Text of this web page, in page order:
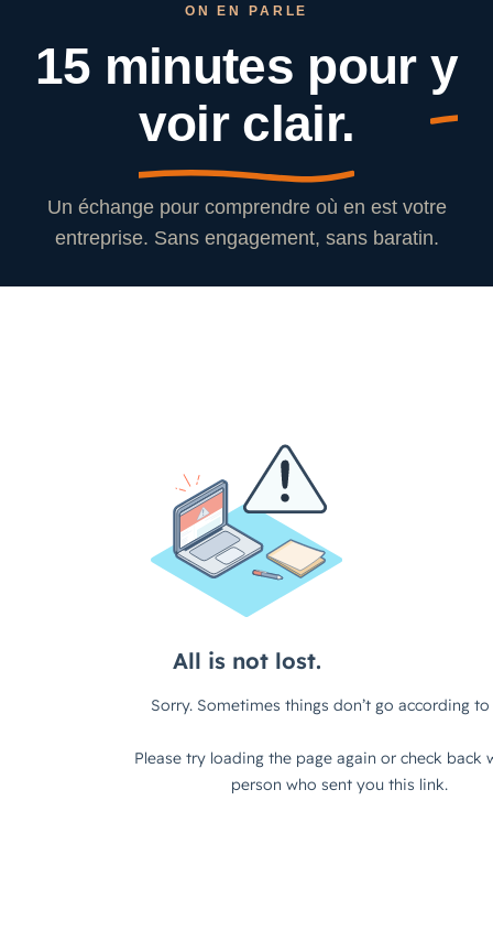
ON EN PARLE
15 minutes pour y
voir clair.
Un échange pour comprendre où en est votre
entreprise. Sans engagement, sans baratin.